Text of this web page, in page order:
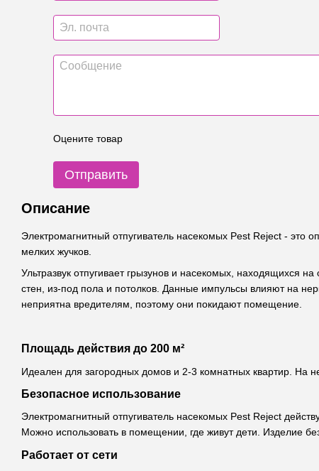
Оцените товар
Отправить
Описание
Электромагнитный отпугиватель насекомых Pest Reject - это
мелких жучков.
Ультразвук отпугивает грызунов и насекомых, находящихся
стен, из-под пола и потолков. Данные импульсы влияют на
неприятна вредителям, поэтому они покидают помещение.
Площадь действия до 200 м²
Идеален для загородных домов и 2-3 комнатных квартир. На
Безопасное использование
Электромагнитный отпугиватель насекомых Pest Reject
Можно использовать в помещении, где живут дети. Изделие
Работает от сети